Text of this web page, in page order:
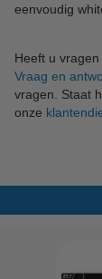
eenvoudig
Heeft u
Vraag en
vragen. Staat
onze